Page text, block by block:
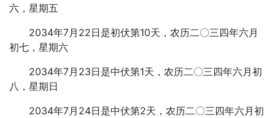
六，星期五
2034年7月22日是初伏第10天，农历二〇三四年六月
初七，星期六
2034年7月23日是中伏第1天，农历二〇三四年六月初
八，星期日
2034年7月24日是中伏第2天，农历二〇三四年六月初